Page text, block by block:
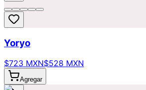
Yoryo
$723 MXN$528 MXN
Agregar